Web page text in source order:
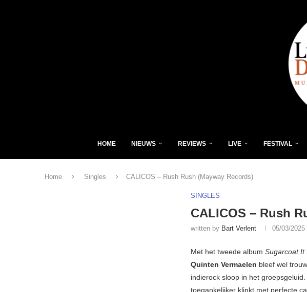
HOME NIEUWS REVIEWS LIVE FESTIVAL
Home Singles CALICOS – Rush Rush (Mayway Records)
SINGLES
CALICOS – Rush
written by Bart Verlent 05/03/2025
Met het tweede album Sugarcoat It
Quinten Vermaelen bleef wel
indierock sloop in het
toegankelijker klinkt met perfecte